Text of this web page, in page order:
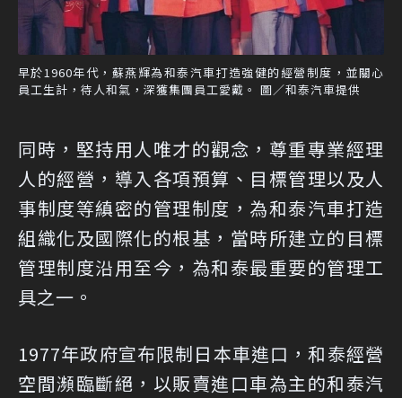
早於1960年代，蘇燕輝為和泰汽車打造強健的經營制度，並關心
員工生計，待人和氣，深獲集團員工愛戴。 圖／和泰汽車提供
同時，堅持用人唯才的觀念，尊重專業經理
人的經營，導入各項預算、目標管理以及人
事制度等縝密的管理制度，為和泰汽車打造
組織化及國際化的根基，當時所建立的目標
管理制度沿用至今，為和泰最重要的管理工
具之一。
1977年政府宣布限制日本車進口，和泰經營
空間瀕臨斷絕，以販賣進口車為主的和泰汽